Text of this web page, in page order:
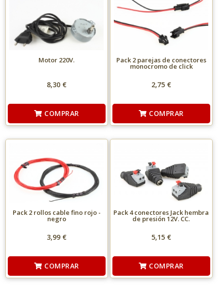
Motor 220V.
8,30 €
COMPRAR
Pack 2 parejas de conectores
monocromo de click
2,75 €
COMPRAR
Pack 2 rollos cable fino rojo -
negro
3,99 €
COMPRAR
Pack 4 conectores Jack hembra
de presión 12V. CC.
5,15 €
COMPRAR